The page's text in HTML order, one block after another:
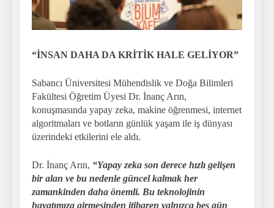
“İNSAN DAHA DA KRİTİK HALE GELİYOR”
Sabancı Üniversitesi Mühendislik ve Doğa Bilimleri
Fakültesi Öğretim Üyesi Dr. İnanç Arın,
konuşmasında yapay zeka, makine öğrenmesi, internet
algoritmaları ve botların günlük yaşam ile iş dünyası
üzerindeki etkilerini ele aldı.
Dr. İnanç Arın, “Yapay zeka son derece hızlı gelişen
bir alan ve bu nedenle güncel kalmak her
zamankinden daha önemli. Bu teknolojinin
hayatımıza girmesinden itibaren yalnızca beş gün